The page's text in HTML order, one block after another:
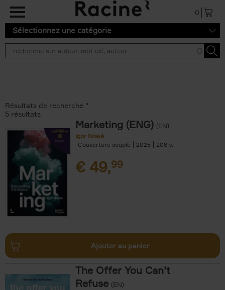
Aller au contenu principal
0
Sélectionnez une catégorie
Résultats de recherche ''
5 résultats
Marketing (ENG) (EN)
Igor Nowé
Couverture souple
2025 208
€ 49,99
Ajouter au panier
The Offer You Can't
Refuse (EN)